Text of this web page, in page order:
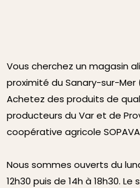
Vous cherchez un magasin
proximité du Sanary-sur-Mer
Achetez des produits de
producteurs du Var et de
coopérative agricole
Nous sommes ouverts du
12h30 puis de 14h à 18h30.